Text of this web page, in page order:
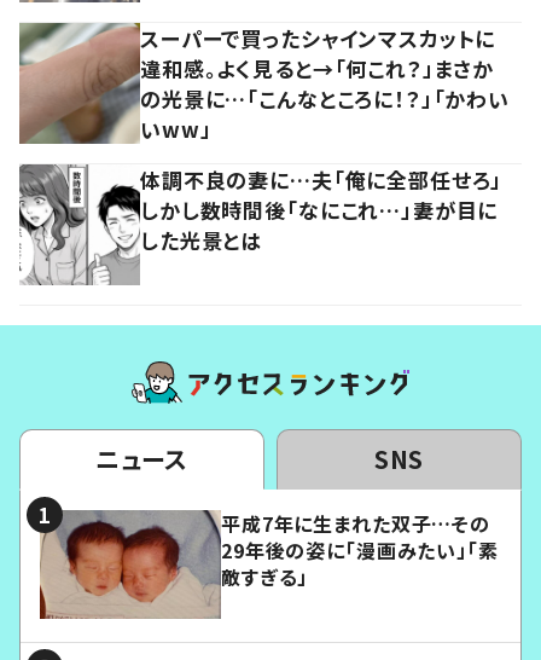
スーパーで買ったシャインマスカットに
違和感。よく見ると→「何これ？」まさか
の光景に…「こんなところに！？」「かわい
いww」
体調不良の妻に…夫「俺に全部任せろ」
しかし数時間後「なにこれ…」妻が目に
した光景とは
ニュース SNS
平成7年に生まれた双子…その
29年後の姿に「漫画みたい」「素
敵すぎる」